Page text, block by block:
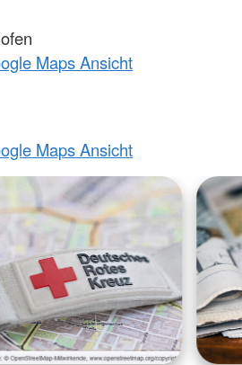
Maps Ansicht
Maps Ansicht